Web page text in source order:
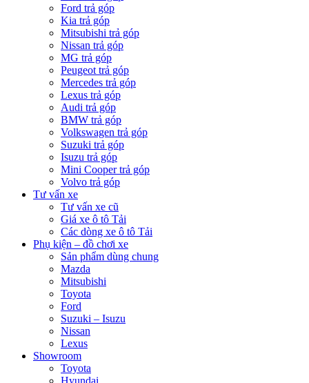
Ford trả góp
Kia trả góp
Mitsubishi trả góp
Nissan trả góp
MG trả góp
Peugeot trả góp
Mercedes trả góp
Lexus trả góp
Audi trả góp
BMW trả góp
Volkswagen trả góp
Suzuki trả góp
Isuzu trả góp
Mini Cooper trả góp
Volvo trả góp
Tư vấn xe
Tư vấn xe cũ
Giá xe ô tô Tải
Các dòng xe ô tô Tải
Phụ kiện – đồ chơi xe
Sản phẩm dùng chung
Mazda
Mitsubishi
Toyota
Ford
Suzuki – Isuzu
Nissan
Lexus
Showroom
Toyota
Hyundai